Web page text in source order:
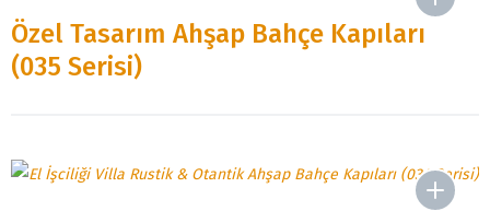
Özel Tasarım Ahşap Bahçe Kapıları
(035 Serisi)